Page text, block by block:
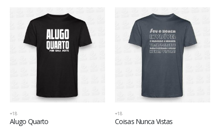
+18
Alugo Quarto
+18
Coisas Nunca Vistas